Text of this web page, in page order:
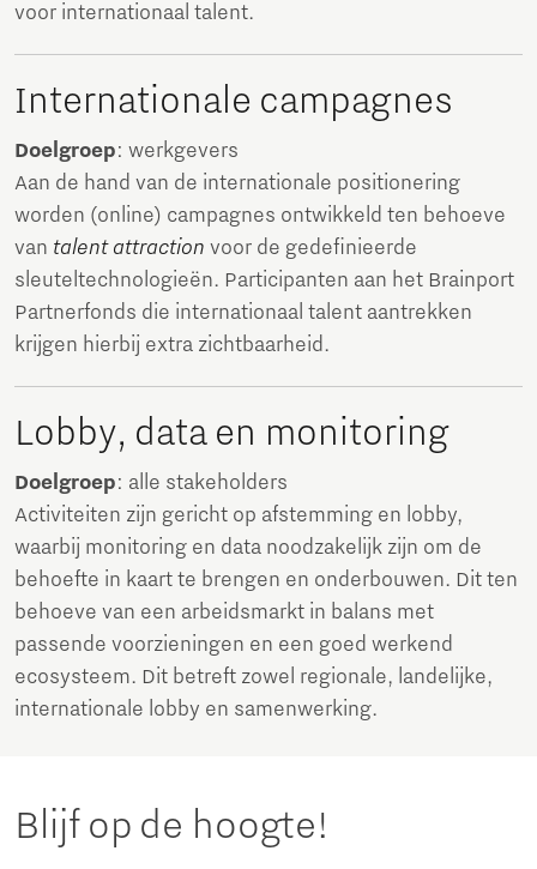
voor internationaal talent.
Internationale campagnes
Doelgroep: werkgevers
Aan de hand van de internationale positionering
worden (online) campagnes ontwikkeld ten behoeve
van talent attraction voor de gedefinieerde
sleuteltechnologieën. Participanten aan het Brainport
Partnerfonds die internationaal talent aantrekken
krijgen hierbij extra zichtbaarheid.
Lobby, data en monitoring
Doelgroep: alle stakeholders
Activiteiten zijn gericht op afstemming en lobby,
waarbij monitoring en data noodzakelijk zijn om de
behoefte in kaart te brengen en onderbouwen. Dit ten
behoeve van een arbeidsmarkt in balans met
passende voorzieningen en een goed werkend
ecosysteem. Dit betreft zowel regionale, landelijke,
internationale lobby en samenwerking.
Blijf op de hoogte!